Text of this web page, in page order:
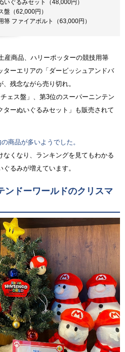
ぐるみセット（48,000円）
盤（62,000円）
ファイアボルト（63,000円）
産商品、ハリーポッターの競技用箒
ターエリアの「ダービッシュアンドバ
残念ながら売り切れ。
ェス盤」、第3位のスーパーニンテン
ターぬいぐるみセット」も販売されて
商品が多いようでした。
くなり、ランキングを見てもわかる
るみが増えています。
ンドーワールドのクリスマ